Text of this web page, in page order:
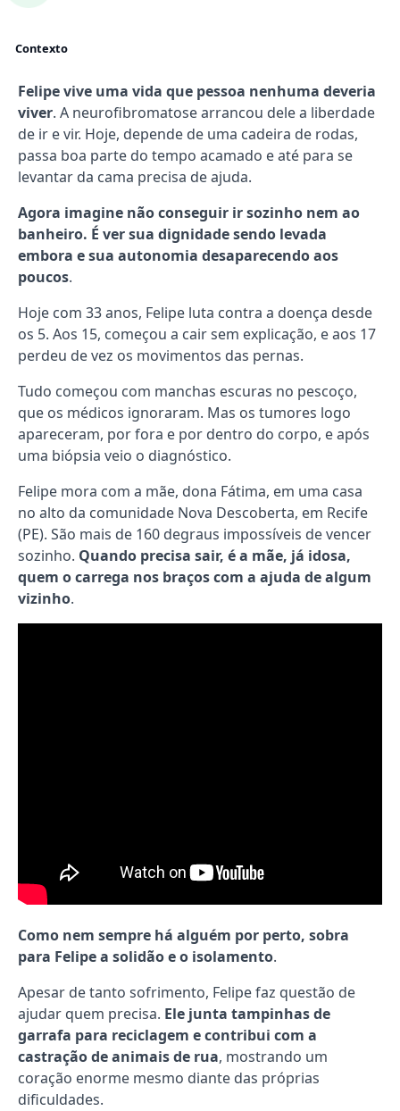
Contexto
Felipe vive uma vida que pessoa nenhuma deveria
viver. A neurofibromatose arrancou dele a liberdade
de ir e vir. Hoje, depende de uma cadeira de rodas,
passa boa parte do tempo acamado e até para se
levantar da cama precisa de ajuda.
Agora imagine não conseguir ir sozinho nem ao
banheiro. É ver sua dignidade sendo levada
embora e sua autonomia desaparecendo aos
poucos.
Hoje com 33 anos, Felipe luta contra a doença desde
os 5. Aos 15, começou a cair sem explicação, e aos 17
perdeu de vez os movimentos das pernas.
Tudo começou com manchas escuras no pescoço,
que os médicos ignoraram. Mas os tumores logo
apareceram, por fora e por dentro do corpo, e após
uma biópsia veio o diagnóstico.
Felipe mora com a mãe, dona Fátima, em uma casa
no alto da comunidade Nova Descoberta, em Recife
(PE). São mais de 160 degraus impossíveis de vencer
sozinho. Quando precisa sair, é a mãe, já idosa,
quem o carrega nos braços com a ajuda de algum
vizinho.
Como nem sempre há alguém por perto, sobra
para Felipe a solidão e o isolamento.
Apesar de tanto sofrimento, Felipe faz questão de
ajudar quem precisa. Ele junta tampinhas de
garrafa para reciclagem e contribui com a
castração de animais de rua, mostrando um
coração enorme mesmo diante das próprias
dificuldades.